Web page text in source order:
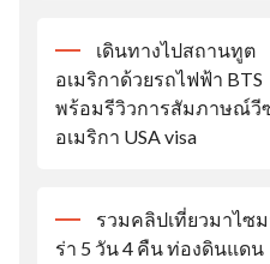
เดินทางไปสถานทูต
อเมริกาด้วยรถไฟฟ้า BTS
พร้อมรีวิวการสัมภาษณ์วี
อเมริกา USA visa
รวมคลิปเที่ยวมาไซ
ร่า 5 วัน 4 คืน ท่องดินแดน